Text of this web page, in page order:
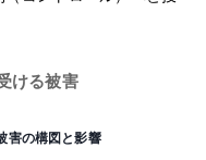
ける被害
害の構図と影響